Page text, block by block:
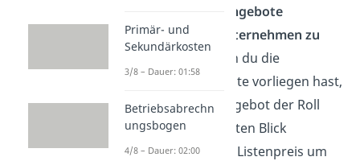
Angebote
verschiedener Unternehmen zu
. Wenn du die
folgenden Angebote vorliegen hast,
dann wirkt das Angebot der Roll
GmbH auf den ersten Blick
attraktiver, da der Listenpreis um
Primär- und
Sekundärkosten
3/8 – Dauer: 01:58
Betriebsabrechn
ungsbogen
4/8 – Dauer: 02:00